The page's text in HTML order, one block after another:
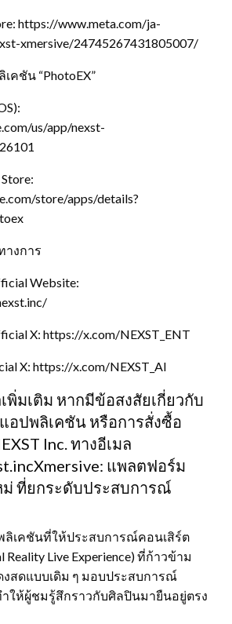
https://www.meta.com/ja-
xmersive/24745267431805007/
คชัน “PhotoEX”
us/app/nexst-
store/apps/details?
างการ
Website:
X: https://x.com/NEXST_ENT
X: https://x.com/NEXST_AI
พิ่มเติม หากมีข้อสงสัยเกี่ยวกับ
อปพลิเคชัน หรือการสั่งซื้อ
Inc. ทางอีเมล
แพลตฟอร์ม
ม่ ที่ยกระดับประสบการณ์
ลิเคชันที่ให้ประสบการณ์คอนเสิร์ต
Reality Live Experience) ที่ก้าวข้าม
สดแบบเดิม ๆ มอบประสบการณ์
ให้ผู้ชมรู้สึกราวกับศิลปินมายืนอยู่ตรง